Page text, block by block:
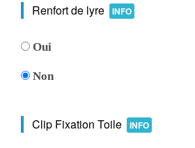
Renfort de lyre INFO
Oui
Non
Clip Fixation Toile INFO